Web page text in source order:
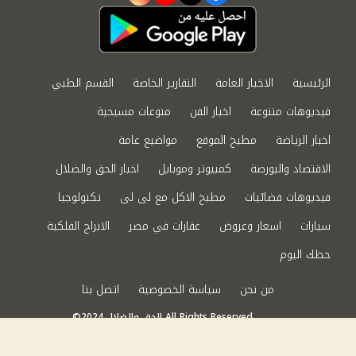
الرئيسية الاخبار العامة التقارير الخاصة
القسم الطبي
فيديوهات متنوعة
اخبار الفن
منوعات مسيحية
اخبار الرياضة
مطبخ الموقع
مواضيع عامة
الاقتصاد والبورصة
كمبيوتر وموبايل
اخبار الحق والضلال
فيديوهات فضائيات
مطبخ الاكل مع لى لى
تكنولوجيا
سيارات
اسعار وعروض عقارات في مصر
الابراج الفلكية
حظك اليوم
من نحن
سياسة الخصوصية اتصل بنا
©2024 الحق والضلال All Rights Reserved.